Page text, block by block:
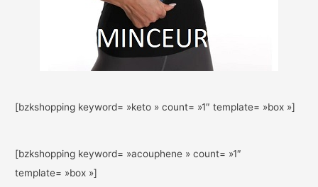
[bzkshopping keyword= »keto » count= »1″ template= »box »]
[bzkshopping keyword= »acouphene » count= »1″
template= »box »]